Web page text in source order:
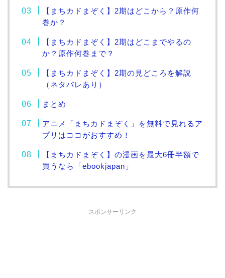
【まちカドまぞく】2期はどこから？原作何
巻か？
【まちカドまぞく】2期はどこまでやるの
か？原作何巻まで？
【まちカドまぞく】2期の見どころを解説
（ネタバレあり）
まとめ
アニメ「まちカドまぞく」を無料で見れるア
プリはココがおすすめ！
【まちカドまぞく】の漫画を最大6冊半額で
買うなら「ebookjapan」
スポンサーリンク